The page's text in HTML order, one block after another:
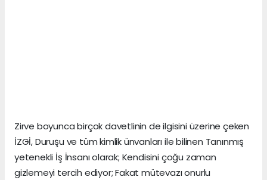
Zirve boyunca birçok davetlinin de ilgisini üzerine çeken
İZGİ, Duruşu ve tüm kimlik ünvanları ile bilinen Tanınmış
yetenekli İş İnsanı olarak; Kendisini çoğu zaman
gizlemeyi tercih ediyor; Fakat mütevazı onurlu